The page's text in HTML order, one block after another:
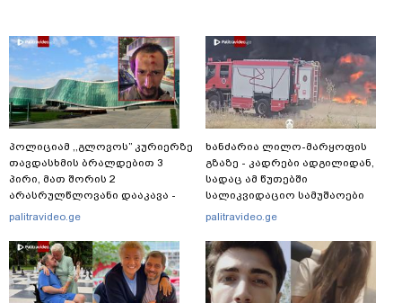
პოლიციამ ,,გლოვოს” კურიერზე
თავდასხმის ბრალდებით 3
პირი, მათ შორის 2
არასრულწლოვანი დააკავა -
შსს ინფორმაციას ავრცელებს
palitravideo.ge
ხანძარია ლილო-მარყოფის
გზაზე - კადრები ადგილიდან,
სადაც ამ წუთებში
სალიკვიდაციო სამუშაოები
მიმდინარეობს
palitravideo.ge